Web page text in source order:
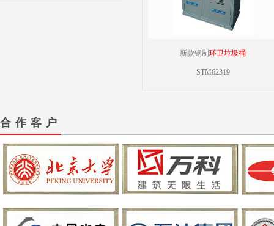
新款钢制 环卫垃圾桶
STM62319
合作客户